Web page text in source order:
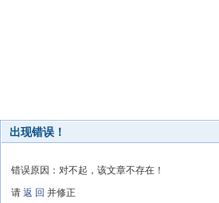
出现错误！
错误原因：对不起，该文章不存在！
请 返 回 并修正